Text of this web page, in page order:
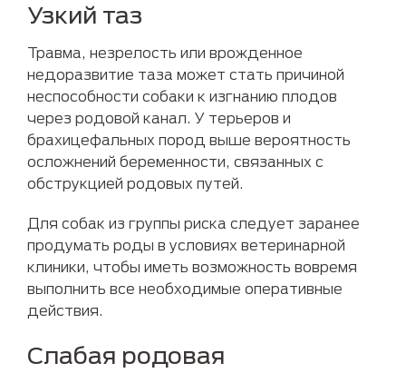
Узкий таз
Травма, незрелость или врожденное
недоразвитие таза может стать причиной
неспособности собаки к изгнанию плодов
через родовой канал. У терьеров и
брахицефальных пород выше вероятность
осложнений беременности, связанных с
обструкцией родовых путей.
Для собак из группы риска следует заранее
продумать роды в условиях ветеринарной
клиники, чтобы иметь возможность вовремя
выполнить все необходимые оперативные
действия.
Слабая родовая